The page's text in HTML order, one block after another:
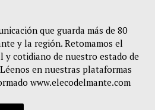
que guarda más de 80
y la región. Retomamos el
y cotidiano de nuestro estado de
en nuestras plataformas
www.elecodelmante.com